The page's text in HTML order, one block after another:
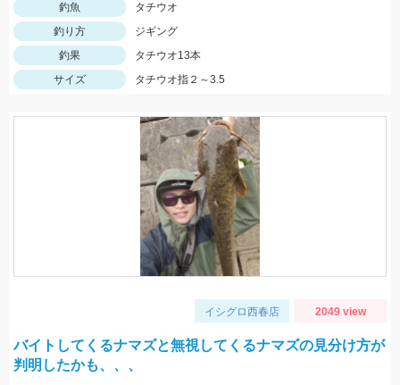
釣魚
タチウオ
釣り方
ジギング
釣果
タチウオ13本
サイズ
タチウオ指２～3.5
イシグロ西春店 2049 view
バイトしてくるナマズと無視してくるナマズの見分け方が
判明したかも、、、